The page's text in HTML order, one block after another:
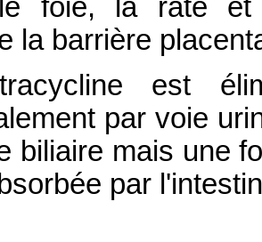
foie, la rate et
la barrière
est
par voie
biliaire mais une
par